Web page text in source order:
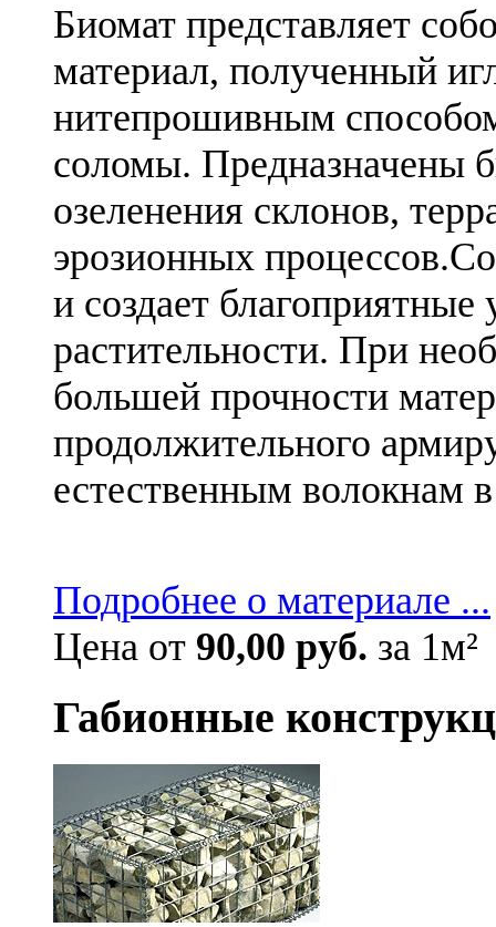
Биомат представляет
материал, полученный
нитепрошивным
соломы. Предназначены
озеленения склонов,
эрозионных
и создает благоприятные
растительности. При
большей прочности
продолжительного
естественным волокнам
Подробнее о материале ...
Цена от 90,00 руб. за 1м²
Габионные